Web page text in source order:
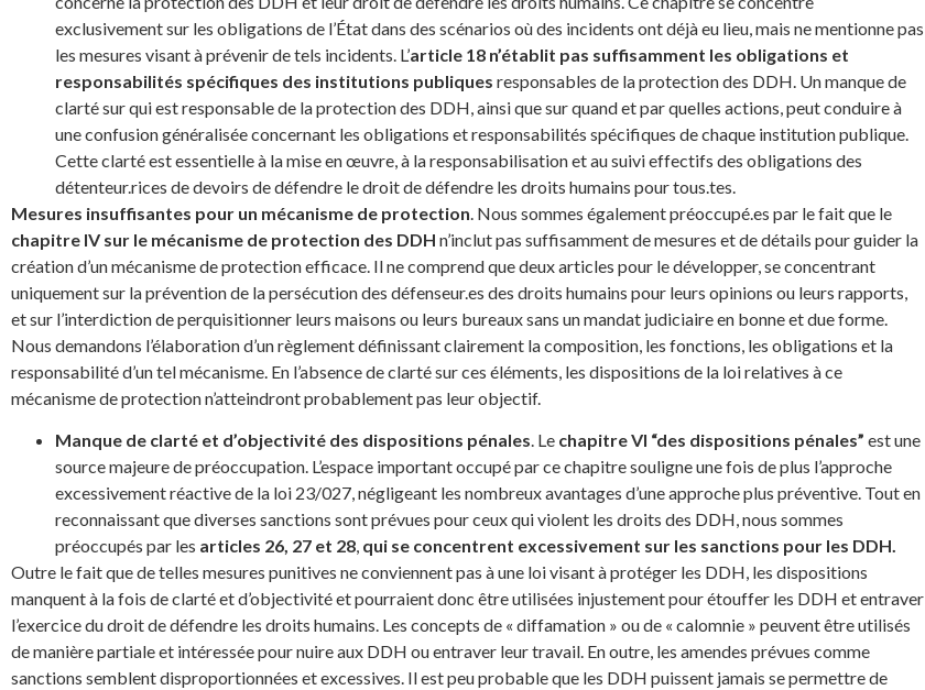
exclusivement sur les obligations de l’État dans des scénarios où des incidents ont déjà eu lieu, mais ne mentionne pas
les mesures visant à prévenir de tels incidents. L’article 18 n’établit pas suffisamment les obligations et
responsabilités spécifiques des institutions publiques responsables de la protection des DDH. Un manque de
clarté sur qui est responsable de la protection des DDH, ainsi que sur quand et par quelles actions, peut conduire à
une confusion généralisée concernant les obligations et responsabilités spécifiques de chaque institution publique.
Cette clarté est essentielle à la mise en œuvre, à la responsabilisation et au suivi effectifs des obligations des
détenteur.rices de devoirs de défendre le droit de défendre les droits humains pour tous.tes.
Mesures insuffisantes pour un mécanisme de protection . Nous sommes également préoccupé.es par le fait que le
chapitre IV sur le mécanisme de protection des DDH n’inclut pas suffisamment de mesures et de détails pour guider la
création d’un mécanisme de protection efficace. Il ne comprend que deux articles pour le développer, se concentrant
uniquement sur la prévention de la persécution des défenseur.es des droits humains pour leurs opinions ou leurs rapports,
et sur l’interdiction de perquisitionner leurs maisons ou leurs bureaux sans un mandat judiciaire en bonne et due forme.
Nous demandons l’élaboration d’un règlement définissant clairement la composition, les fonctions, les obligations et la
responsabilité d’un tel mécanisme. En l’absence de clarté sur ces éléments, les dispositions de la loi relatives à ce
mécanisme de protection n’atteindront probablement pas leur objectif.
Manque de clarté et d’objectivité des dispositions pénales. Le chapitre VI “des dispositions pénales” est une
source majeure de préoccupation. L’espace important occupé par ce chapitre souligne une fois de plus l’approche
excessivement réactive de la loi 23/027, négligeant les nombreux avantages d’une approche plus préventive. Tout en
reconnaissant que diverses sanctions sont prévues pour ceux qui violent les droits des DDH, nous sommes
préoccupés par les articles 26, 27 et 28, qui se concentrent excessivement sur les sanctions pour les DDH.
Outre le fait que de telles mesures punitives ne conviennent pas à une loi visant à protéger les DDH, les dispositions
manquent à la fois de clarté et d’objectivité et pourraient donc être utilisées injustement pour étouffer les DDH et entraver
l’exercice du droit de défendre les droits humains. Les concepts de « diffamation » ou de « calomnie » peuvent être utilisés
de manière partiale et intéressée pour nuire aux DDH ou entraver leur travail. En outre, les amendes prévues comme
sanctions semblent disproportionnées et excessives. Il est peu probable que les DDH puissent jamais se permettre de